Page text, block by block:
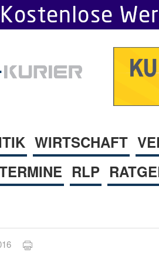
WIRTSCHAFT
RLP